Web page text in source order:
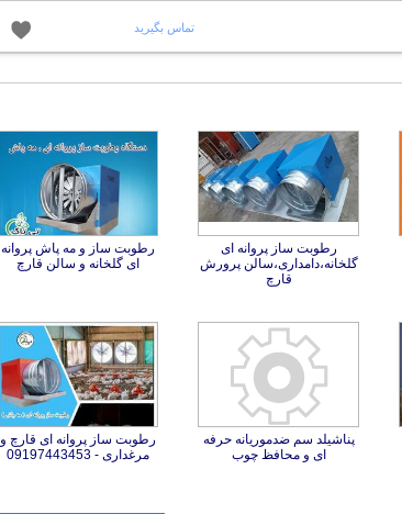
تماس بگیرید
رطوبت ساز پروانه ای
گلخانه،دامداری،سالن پرورش
قارچ
رطوبت ساز و مه پاش پروانه
ای گلخانه و سالن قارچ
پناشیلد سم ضدموریانه حرفه
ای و محافظ چوب
رطوبت ساز پروانه ای قارچ و
مرغداری - 09197443453